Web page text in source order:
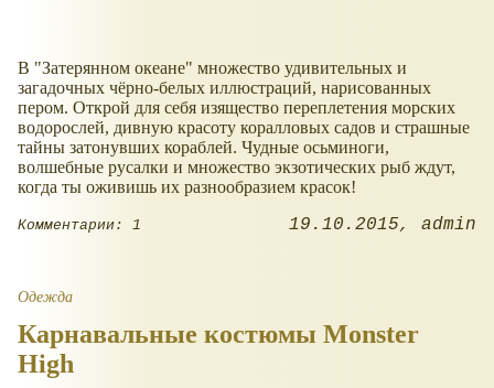
В "Затерянном океане" множество удивительных и
загадочных чёрно-белых иллюстраций, нарисованных
пером. Открой для себя изящество переплетения морских
водорослей, дивную красоту коралловых садов и страшные
тайны затонувших кораблей. Чудные осьминоги,
волшебные русалки и множество экзотических рыб ждут,
когда ты оживишь их разнообразием красок!
Комментарии: 1 19.10.2015 admin
Одежда
Карнавальные костюмы Monster
High